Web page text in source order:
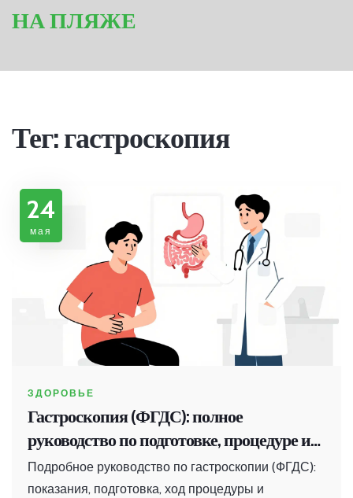
НА ПЛЯЖЕ
Тег: гастроскопия
24
мая
ЗДОРОВЬЕ
Гастроскопия (ФГДС): полное
руководство по подготовке, процедуре и
результатам
Подробное руководство по гастроскопии (ФГДС):
показания, подготовка, ход процедуры и